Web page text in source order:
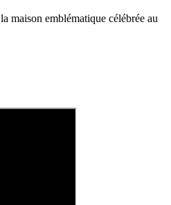
maison emblématique célébrée au